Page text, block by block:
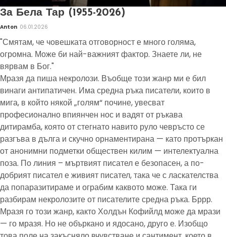
За Бела Тар (1955-2026)
Anton 06.01.2026
"Смятам, че човешката отговорност е много голяма,
огромна. Може би най-важният фактор. Знаете ли, не
вярвам в Бог."
Мразя да пиша некролози. Въобще този жанр ми е бил
винаги антипатичен. Има средна ръка писатели, които в
мига, в който някой „голям“ почине, увесват
професионално впиянчен нос и вадят от ръкава
дитирамба, която от стегнато навито руло чевръсто се
разгъва в дълга и скучно орнаментирана — като протъркан
от анонимни подметки обществен килим — интелектуална
поза. По линия – мъртвият писател е безопасен, а по-
добрият писател е живият писател, така че с ласкателства
да попаразитираме и ограбим каквото може. Така ги
разбирам некролозите от писателите средна ръка. Бррр.
Мразя го този жанр, както Холдън Кофийлд може да мрази
— го мразя. Но не объркано и ядосано, друго е. Изобщо